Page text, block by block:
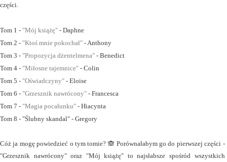
części.
Tom 1 - "Mój książę" - Daphne
Tom 2 - "Ktoś mnie pokochał" - Anthony
Tom 3 - "Propozycja dżentelmena" - Benedict
Tom 4 - "Miłosne tajemnice" - Colin
Tom 5 - "Oświadczyny" - Eloise
Tom 6 - "Grzesznik nawrócony" - Francesca
Tom 7 - "Magia pocałunku" - Hiacynta
Tom 8 - "Ślubny skandal" - Gregory
Cóż ja mogę powiedzieć o tym tomie? 🙈 Porównałabym go do pierwszej części -
"Grzesznik nawrócony" oraz "Mój książę" to najsłabsze spośród wszystkich